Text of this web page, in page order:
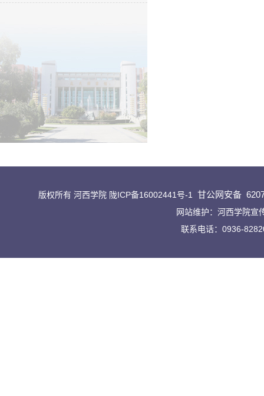
版权所有 河西学院 陇ICP备16002441号-1 甘公网安备
网站维护：河西学院宣
联系电话：0936-